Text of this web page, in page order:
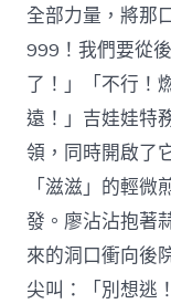
全部力量，將那
999！我們要從
了！」「不行！
遠！」吉娃娃特
領，同時開啟了
「滋滋」的輕
發。廖沾沾抱著
來的洞口衝向後
尖叫：「別想逃